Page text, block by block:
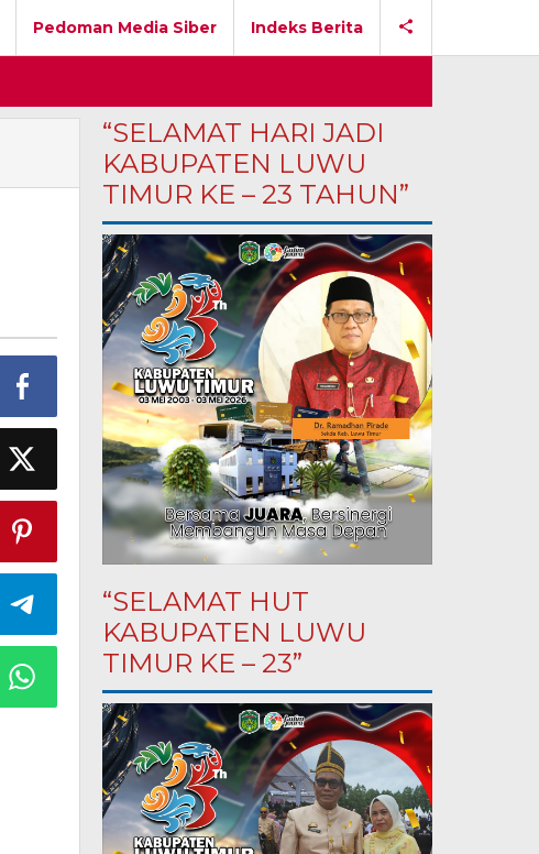
Pedoman Media Siber Indeks Berita
“SELAMAT HARI JADI
KABUPATEN LUWU
TIMUR KE – 23 TAHUN”
“SELAMAT HUT
KABUPATEN LUWU
TIMUR KE – 23”